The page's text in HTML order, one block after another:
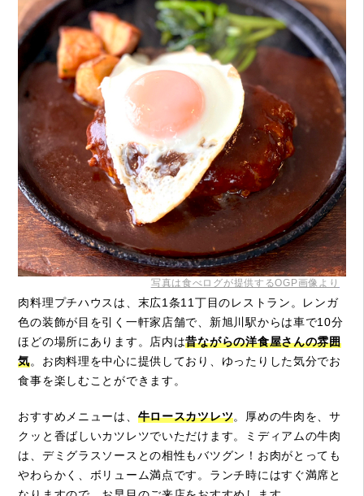
写真は食べログが提供するOGP画像より
肉料理プチハウスは、末広1条11丁目のレストラン。レンガ
色の装飾が目を引く一軒家店舗で、新旭川駅からは車で10分
ほどの場所にあります。店内は昔ながらの洋食屋さんの雰囲
気。お肉料理を中心に提供しており、ゆったりした気分でお
食事を楽しむことができます。
おすすめメニューは、 牛ロースカツレツ。厚めの牛肉を、サ
クッと香ばしいカツレツでいただけます。ミディアムの牛肉
は、デミグラスソースとの相性もバツグン！お肉がとっても
やわらかく、ボリューム満点です。ランチ時にはすぐ満席と